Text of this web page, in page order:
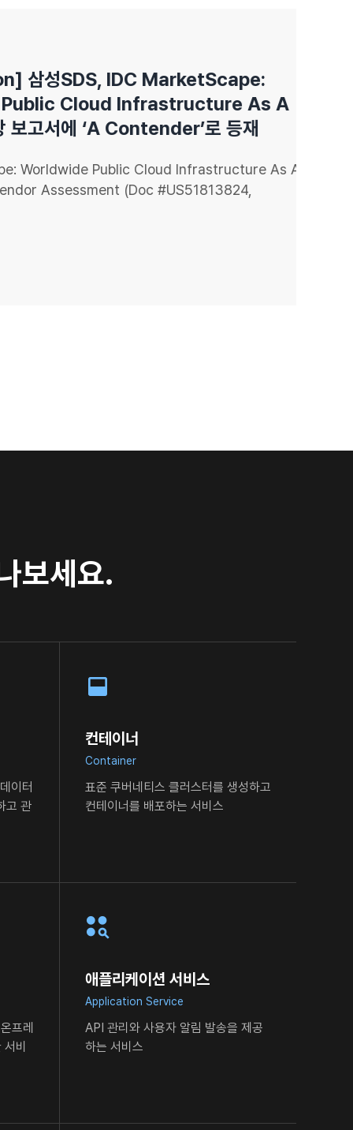
성SDS, IDC MarketScape:
Cloud Infrastructure As A
서에 ‘a Contender’로 등재
Public Cloud Infrastructure As A
Assessment (Doc #US51813824,
보세요.
이터
고 관
컨테이너
Container
표준 쿠버네티스 클러스터를 생성하고
컨테이너를 배포하는 서비스
온프레
비
애플리케이션 서비스
Application Service
API 관리와 사용자 알림 발송을 제공
하는 서비스